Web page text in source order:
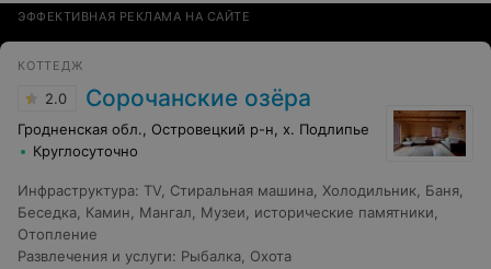
ЭФФЕКТИВНАЯ РЕКЛАМА НА САЙТЕ
КОТТЕДЖ
2.0 Сорочанские озёра
Гродненская обл., Островецкий р-н, х. Подлипье
Круглосуточно
Инфраструктура: TV Стиральная машина Холодильник Баня
Беседка Камин Мангал Музеи, исторические памятники
Отопление
Развлечения и услуги: Рыбалка Охота